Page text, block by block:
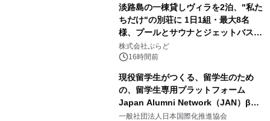
淡路島の一棟貸しヴィラを2泊、"私た
ちだけ"の別荘に 1日1組・最大8名
様、プールとサウナとジェットバス付
きで Villa Mon Temps AWAJIの連泊
素泊りプラン
株式会社ぷらど
16時間前
現役留学生がつくる、留学生のため
の、留学生専用プラットフォーム
Japan Alumni Network（JAN）β版
をリリース
一般社団法人日本国際化推進協会